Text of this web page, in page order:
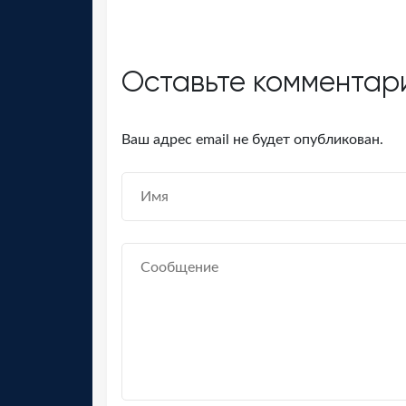
Оставьте
Ваш адрес email не будет опубликован.